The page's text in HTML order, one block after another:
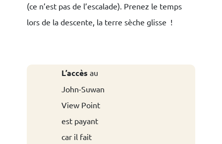
(ce n’est pas de l’escalade). Prenez le temps
lors de la descente, la terre sèche glisse !
L’accès au
John-Suwan
View Point
est payant
car il fait